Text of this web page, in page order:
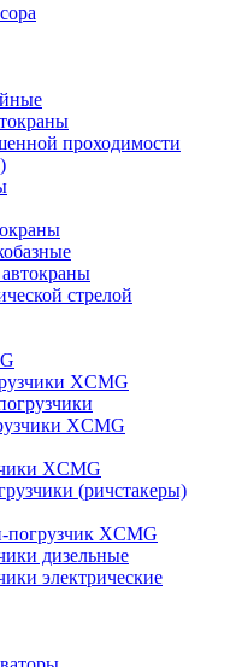
проходимости
стрелой
XCMG
XCMG
XCMG
(ричстакеры)
XCMG
дизельные
электрические